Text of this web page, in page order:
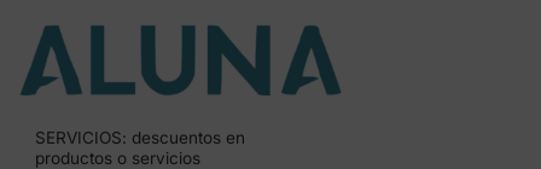
SERVICIOS: descuentos en
productos o servicios